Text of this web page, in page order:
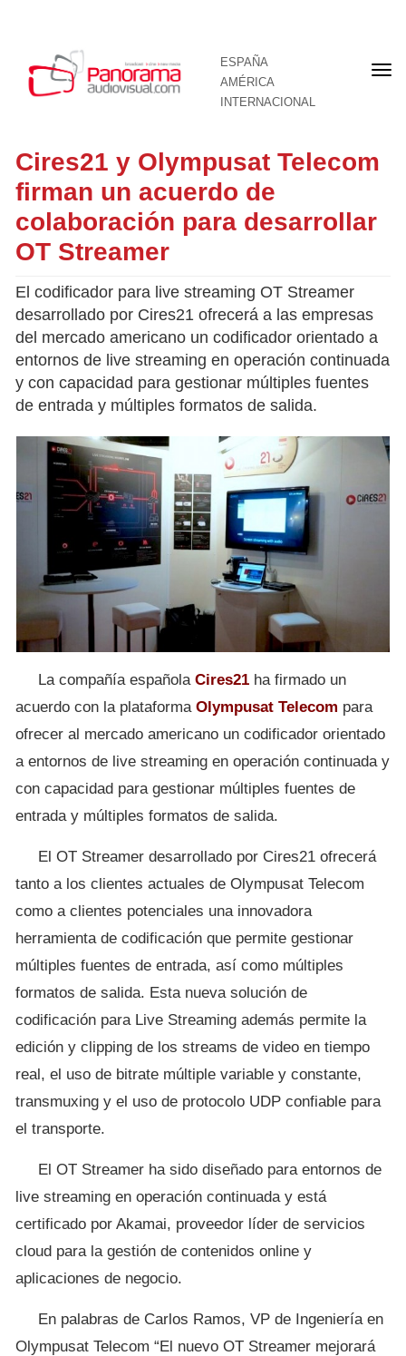
ESPAÑA
AMÉRICA
INTERNACIONAL
Cires21 y Olympusat Telecom
firman un acuerdo de
colaboración para desarrollar
OT Streamer
El codificador para live streaming OT Streamer
desarrollado por Cires21 ofrecerá a las empresas
del mercado americano un codificador orientado a
entornos de live streaming en operación continuada
y con capacidad para gestionar múltiples fuentes
de entrada y múltiples formatos de salida.
La compañía española Cires21 ha firmado un
acuerdo con la plataforma Olympusat Telecom para
ofrecer al mercado americano un codificador orientado
a entornos de live streaming en operación continuada y
con capacidad para gestionar múltiples fuentes de
entrada y múltiples formatos de salida.
El OT Streamer desarrollado por Cires21 ofrecerá
tanto a los clientes actuales de Olympusat Telecom
como a clientes potenciales una innovadora
herramienta de codificación que permite gestionar
múltiples fuentes de entrada, así como múltiples
formatos de salida. Esta nueva solución de
codificación para Live Streaming además permite la
edición y clipping de los streams de video en tiempo
real, el uso de bitrate múltiple variable y constante,
transmuxing y el uso de protocolo UDP confiable para
el transporte.
El OT Streamer ha sido diseñado para entornos de
live streaming en operación continuada y está
certificado por Akamai, proveedor líder de servicios
cloud para la gestión de contenidos online y
aplicaciones de negocio.
En palabras de Carlos Ramos, VP de Ingeniería en
Olympusat Telecom “El nuevo OT Streamer mejorará